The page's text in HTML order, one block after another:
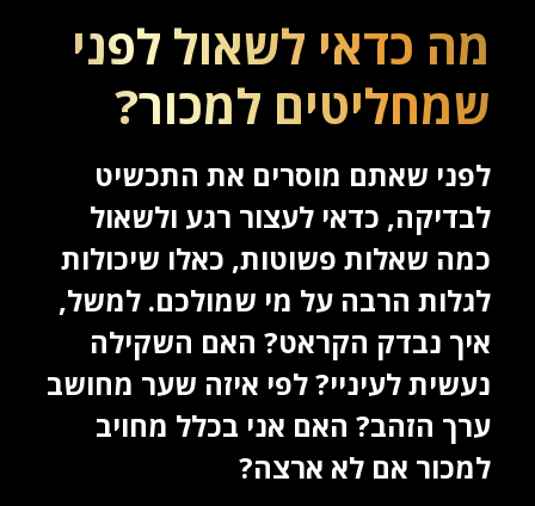
מה כדאי לשאול לפני
שמחליטים למכור?
לפני שאתם מוסרים את התכשיט
לבדיקה, כדאי לעצור רגע ולשאול
כמה שאלות פשוטות, כאלו שיכולות
לגלות הרבה על מי שמולכם. למשל,
איך נבדק הקראט? האם השקילה
נעשית לעיניי? לפי איזה שער מחושב
ערך הזהב? האם אני בכלל מחויב
למכור אם לא ארצה?